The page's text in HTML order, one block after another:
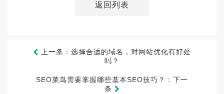
返回列表
上一条：选择合适的域名，对网站优化有好处
吗？
SEO菜鸟需要掌握哪些基本SEO技巧？：下一
条